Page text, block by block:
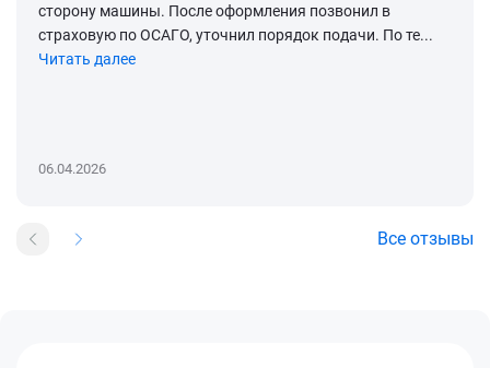
сторону машины. После оформления позвонил в
страховую по ОСАГО, уточнил порядок подачи. По те...
Читать далее
06.04.2026
Все отзывы